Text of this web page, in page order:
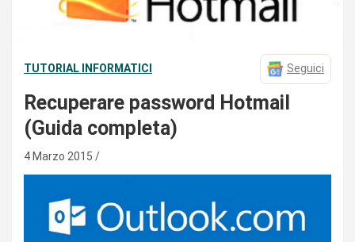
TUTORIAL INFORMATICI Seguici
Recuperare password Hotmail
(Guida completa)
4 Marzo 2015